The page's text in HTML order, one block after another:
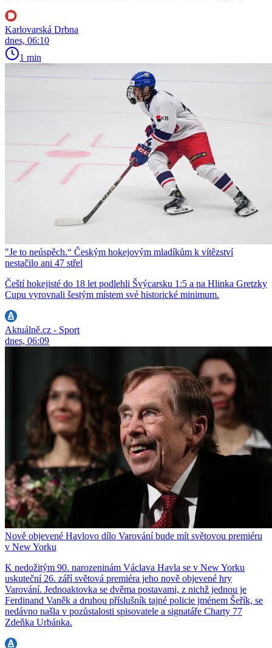
Karlovarská Drbna
dnes, 06:10
1 min
"Je to neúspěch.“ Českým hokejovým mladíkům k vítězství
nestačilo ani 47 střel
Čeští hokejisté do 18 let podlehli Švýcarsku 1:5 a na Hlinka Gretzky
Cupu vyrovnali šestým místem své historické minimum.
Aktuálně.cz - Sport
dnes, 06:09
Nově objevené Havlovo dílo Varování bude mít světovou premiéru
v New Yorku
K nedožitým 90. narozeninám Václava Havla se v New Yorku
uskuteční 26. září světová premiéra jeho nově objevené hry
Varování. Jednoaktovka se dvěma postavami, z nichž jednou je
Ferdinand Vaněk a druhou příslušník tajné policie jménem Šeřík, se
nedávno našla v pozůstalosti spisovatele a signatáře Charty 77
Zdeňka Urbánka.